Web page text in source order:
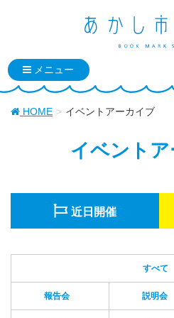
HOME イベントアーカイブ
イベント
近日開催
すべて
報告会 説明会